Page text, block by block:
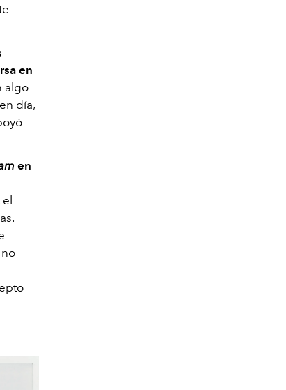
en
algo
día,
en